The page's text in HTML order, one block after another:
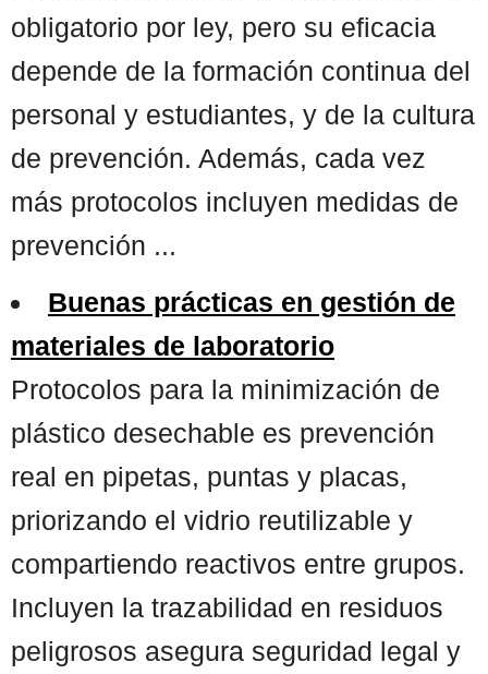
obligatorio por ley, pero su eficacia
depende de la formación continua del
personal y estudiantes, y de la cultura
de prevención. Además, cada vez
más protocolos incluyen medidas de
prevención ...
Buenas prácticas en gestión de
materiales de laboratorio
Protocolos para la minimización de
plástico desechable es prevención
real en pipetas, puntas y placas,
priorizando el vidrio reutilizable y
compartiendo reactivos entre grupos.
Incluyen la trazabilidad en residuos
peligrosos asegura seguridad legal y